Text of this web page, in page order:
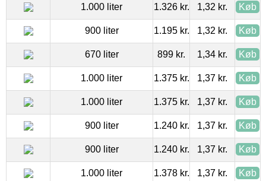
1.000 liter 1.326 kr. 1,32 kr. Køb
900 liter 1.195 kr. 1,32 kr. Køb
670 liter 899 kr. 1,34 kr. Køb
1.000 liter 1.375 kr. 1,37 kr. Køb
1.000 liter 1.375 kr. 1,37 kr. Køb
900 liter 1.240 kr. 1,37 kr. Køb
900 liter 1.240 kr. 1,37 kr. Køb
1.000 liter 1.378 kr. 1,37 kr. Køb